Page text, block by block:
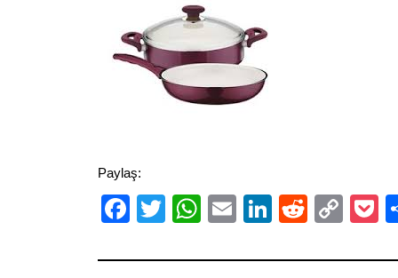
Paylaş:
Facebook
TwitterWhatsApp
EmailLinkedIn
Reddit